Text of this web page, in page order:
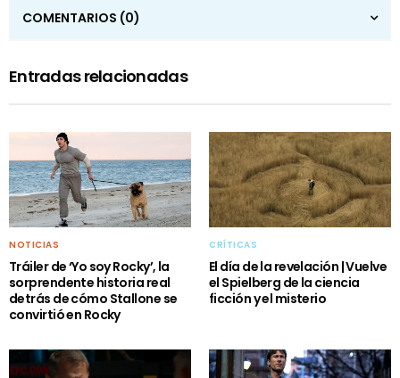
COMENTARIOS (0)
Entradas relacionadas
NOTICIAS
Tráiler de ‘Yo soy Rocky’, la
sorprendente historia real
detrás de cómo Stallone se
convirtió en Rocky
CRÍTICAS
El día de la revelación | Vuelve
el Spielberg de la ciencia
ficción y el misterio